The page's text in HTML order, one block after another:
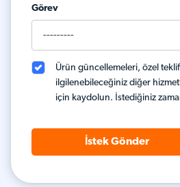
Görev
Ürün güncellemeleri, özel
ilgilenebileceğiniz diğer
için kaydolun. İstediğiniz
İstek Gönder